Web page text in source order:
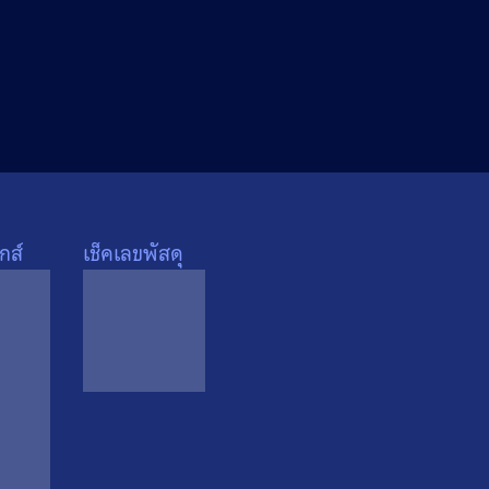
ส์ เช็คเลขพัสดุ